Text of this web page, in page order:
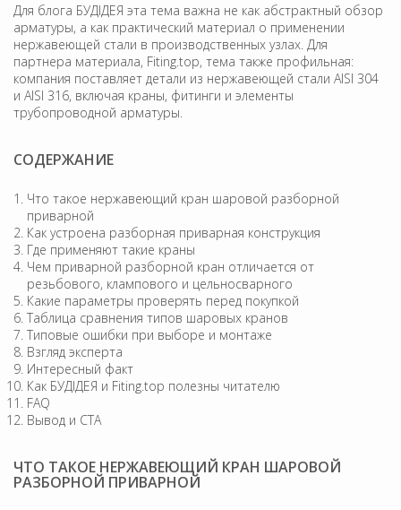
Для блога БУДІДЕЯ эта тема важна не как абстрактный обзор
арматуры, а как практический материал о применении
нержавеющей стали в производственных узлах. Для
партнера материала, Fiting.top, тема также профильная:
компания поставляет детали из нержавеющей стали AISI 304
и AISI 316, включая краны, фитинги и элементы
трубопроводной арматуры.
СОДЕРЖАНИЕ
Что такое нержавеющий кран шаровой разборной
приварной
Как устроена разборная приварная конструкция
Где применяют такие краны
Чем приварной разборной кран отличается от
резьбового, клампового и цельносварного
Какие параметры проверять перед покупкой
Таблица сравнения типов шаровых кранов
Типовые ошибки при выборе и монтаже
Взгляд эксперта
Интересный факт
Как БУДІДЕЯ и Fiting.top полезны читателю
FAQ
Вывод и CTA
ЧТО ТАКОЕ НЕРЖАВЕЮЩИЙ КРАН ШАРОВОЙ
РАЗБОРНОЙ ПРИВАРНОЙ